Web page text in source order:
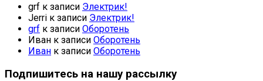
grf к записи Электрик!
Jerri к записи Электрик!
grf к записи Оборотень
Иван к записи Оборотень
Иван к записи Оборотень
Подпишитесь на нашу рассылку